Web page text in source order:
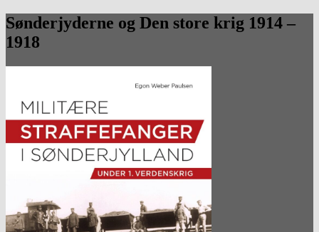
Sønderjyderne og Den store krig 1914 –
1918